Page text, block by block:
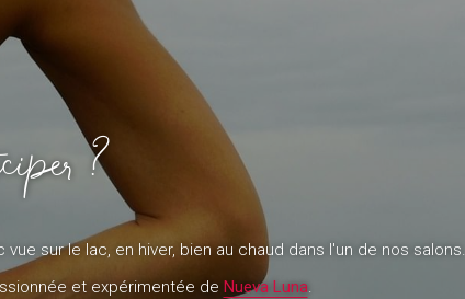
?
sur le lac, en hiver, bien au chaud dans l'un de nos salons.
et expérimentée de Nueva Luna.